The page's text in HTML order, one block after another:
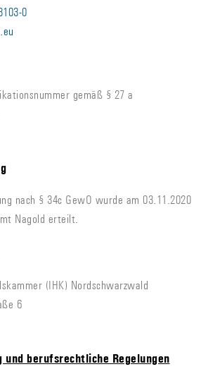
0
gemäß § 27 a
nach § 34c GewO wurde am 03.11.2020
Nagold erteilt.
(IHK) Nordschwarzwald
6
und berufsrechtliche Regelungen